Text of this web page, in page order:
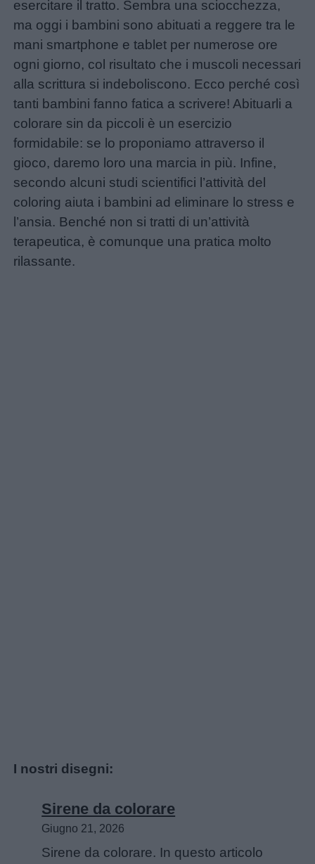
esercitare il tratto. Sembra una sciocchezza,
ma oggi i bambini sono abituati a reggere tra le
mani smartphone e tablet per numerose ore
ogni giorno, col risultato che i muscoli necessari
alla scrittura si indeboliscono. Ecco perché così
tanti bambini fanno fatica a scrivere! Abituarli a
colorare sin da piccoli è un esercizio
formidabile: se lo proponiamo attraverso il
gioco, daremo loro una marcia in più. Infine,
secondo alcuni studi scientifici l’attività del
coloring aiuta i bambini ad eliminare lo stress e
l’ansia. Benché non si tratti di un’attività
terapeutica, è comunque una pratica molto
rilassante.
I nostri disegni:
Sirene da colorare
Giugno 21, 2026
Sirene da colorare. In questo articolo